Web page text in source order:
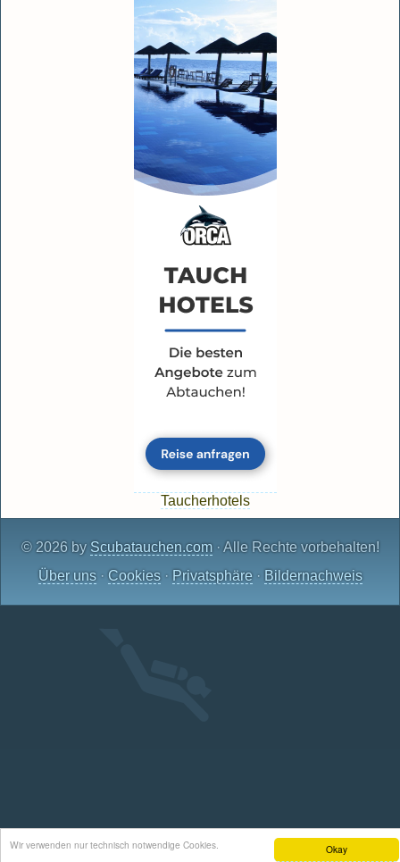
Okay
Wir verwenden nur technisch notwendige Cookies.
Taucherhotels
© 2026 by Scubatauchen.com· Alle Rechte vorbehalten!
Über uns· Cookies· Privatsphäre· Bildernachweis